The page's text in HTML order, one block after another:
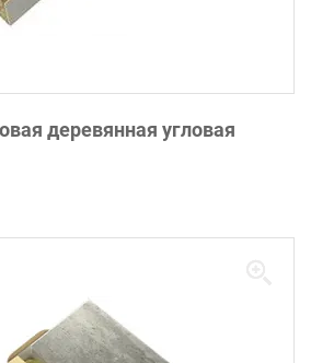
деревянная угловая